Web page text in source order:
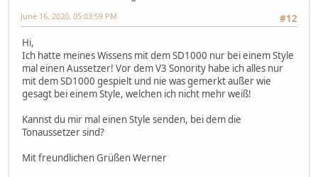
#12
June 16, 2020, 05:03:59 PM
Hi,
Ich hatte meines Wissens mit dem SD1000 nur bei einem Style
mal einen Aussetzer! Vor dem V3 Sonority habe ich alles nur
mit dem SD1000 gespielt und nie was gemerkt außer wie
gesagt bei einem Style, welchen ich nicht mehr weiß!
Kannst du mir mal einen Style senden, bei dem die
Tonaussetzer sind?
Mit freundlichen Grüßen Werner